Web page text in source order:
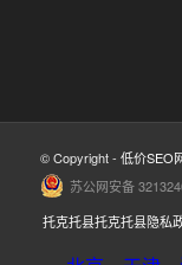
© Copyright - 低价SEO
苏公网安备
托克托县托克托县隐私